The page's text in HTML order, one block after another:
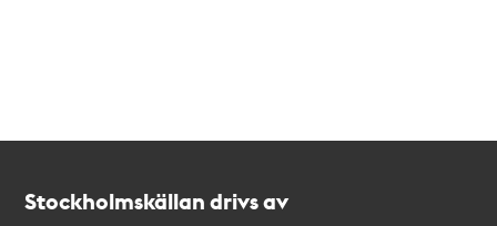
Stockholmskällan drivs av